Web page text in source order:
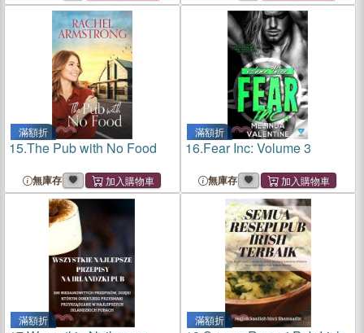
滿額折
15.The Pub with No Food
無庫存
滿額折
16.Fear Inc: Volume 3
無庫存
滿額折 滿額折